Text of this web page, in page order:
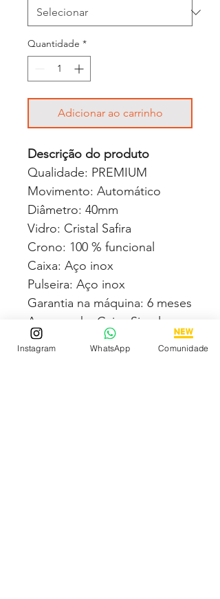
Quantidade *
Adicionar ao carrinho
Descrição do produto
Qualidade: PREMIUM
Movimento: Automático
Diâmetro: 40mm
Vidro: Cristal Safira
Crono: 100 % funcional
Caixa: Aço inox
Pulseira: Aço inox
Garantia na máquina: 6 meses
Acompanha Caixa Simples
Almofadada (exceto para os
Instagram WhatsApp Comunidade